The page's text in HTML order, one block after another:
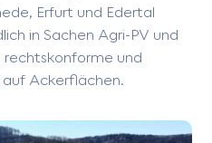
Erfurt und Edertal
in Sachen Agri-PV und
und
Ackerflächen.